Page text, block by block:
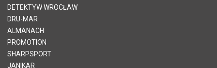
DETEKTYW WROCŁAW
DRU-MAR
ALMANACH
PROMOTION
SHARPSPORT
JANIKAR